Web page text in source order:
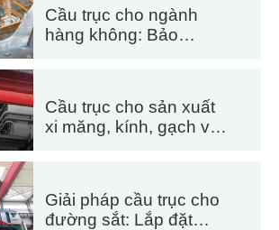
Cầu trục cho ngành
hàng không: Bảo
Cầu trục cho sản xuất
xi măng, kính, gạch và
Giải pháp cầu trục cho
đường sắt: Lắp đặt